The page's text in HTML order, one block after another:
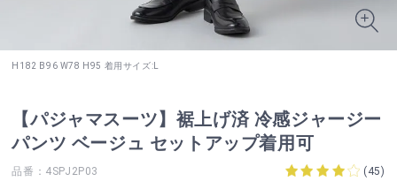
H182 B96 W78 H95 着用サイズ:L
【パジャマスーツ】裾上げ済 冷感ジャージー
パンツ ベージュ セットアップ着用可
品番：4SPJ2P03 (45)